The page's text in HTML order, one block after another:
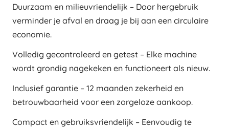
Duurzaam en milieuvriendelijk – Door hergebruik
verminder je afval en draag je bij aan een circulaire
economie.
Volledig gecontroleerd en getest – Elke machine
wordt grondig nagekeken en functioneert als nieuw.
Inclusief garantie – 12 maanden zekerheid en
betrouwbaarheid voor een zorgeloze aankoop.
Compact en gebruiksvriendelijk – Eenvoudig te